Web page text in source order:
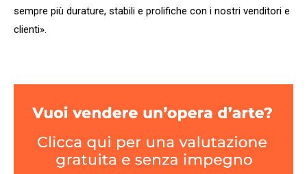
sempre più durature, stabili e prolifiche con i nostri venditori e
clienti».